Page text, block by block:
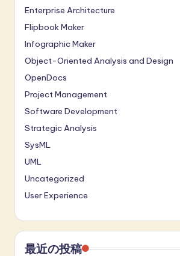
Enterprise Architecture
Flipbook Maker
Infographic Maker
Object-Oriented Analysis and Design
OpenDocs
Project Management
Software Development
Strategic Analysis
SysML
UML
Uncategorized
User Experience
最近の投稿